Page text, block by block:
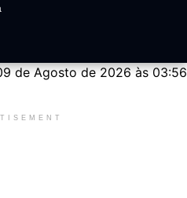
de Agosto de 2026 às 03:56